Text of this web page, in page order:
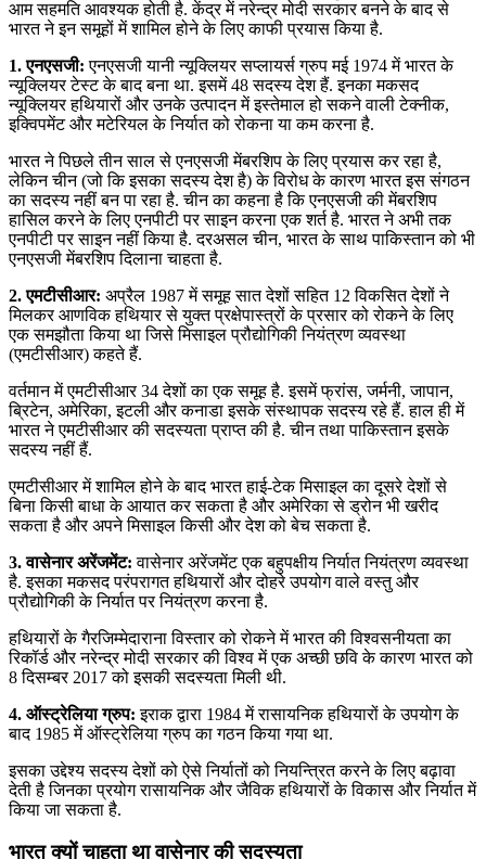
आम सहमति आवश्यक होती है. केंद्र में नरेन्द्र मोदी सरकार बनने के बाद से
भारत ने इन समूहों में शामिल होने के लिए काफी प्रयास किया है.
1. एनएसजी: एनएसजी यानी न्यूक्लियर सप्लायर्स ग्रुप मई 1974 में भारत के
न्यूक्लियर टेस्ट के बाद बना था. इसमें 48 सदस्य देश हैं. इनका मकसद
न्यूक्लियर हथियारों और उनके उत्पादन में इस्तेमाल हो सकने वाली टेक्नीक,
इक्विपमेंट और मटेरियल के निर्यात को रोकना या कम करना है.
भारत ने पिछले तीन साल से एनएसजी मेंबरशिप के लिए प्रयास कर रहा है,
लेकिन चीन (जो कि इसका सदस्य देश है) के विरोध के कारण भारत इस संगठन
का सदस्य नहीं बन पा रहा है. चीन का कहना है कि एनएसजी की मेंबरशिप
हासिल करने के लिए एनपीटी पर साइन करना एक शर्त है. भारत ने अभी तक
एनपीटी पर साइन नहीं किया है. दरअसल चीन, भारत के साथ पाकिस्तान को भी
एनएसजी मेंबरशिप दिलाना चाहता है.
2. एमटीसीआर: अप्रैल 1987 में समूह सात देशों सहित 12 विकसित देशों ने
मिलकर आणविक हथियार से युक्त प्रक्षेपास्त्रों के प्रसार को रोकने के लिए
एक समझौता किया था जिसे मिसाइल प्रौद्योगिकी नियंत्रण व्यवस्था
(एमटीसीआर) कहते हैं.
वर्तमान में एमटीसीआर 34 देशों का एक समूह है. इसमें फ्रांस, जर्मनी, जापान,
ब्रिटेन, अमेरिका, इटली और कनाडा इसके संस्थापक सदस्य रहे हैं. हाल ही में
भारत ने एमटीसीआर की सदस्यता प्राप्त की है. चीन तथा पाकिस्तान इसके
सदस्य नहीं हैं.
एमटीसीआर में शामिल होने के बाद भारत हाई-टेक मिसाइल का दूसरे देशों से
बिना किसी बाधा के आयात कर सकता है और अमेरिका से ड्रोन भी खरीद
सकता है और अपने मिसाइल किसी और देश को बेच सकता है.
3. वासेनार अरेंजमेंट: वासेनार अरेंजमेंट एक बहुपक्षीय निर्यात नियंत्रण व्यवस्था
है. इसका मकसद परंपरागत हथियारों और दोहरे उपयोग वाले वस्तु और
प्रौद्योगिकी के निर्यात पर नियंत्रण करना है.
हथियारों के गैरजिम्मेदाराना विस्तार को रोकने में भारत की विश्वसनीयता का
रिकॉर्ड और नरेन्द्र मोदी सरकार की विश्व में एक अच्छी छवि के कारण भारत को
8 दिसम्बर 2017 को इसकी सदस्यता मिली थी.
4. ऑस्ट्रेलिया ग्रुप: इराक द्वारा 1984 में रासायनिक हथियारों के उपयोग के
बाद 1985 में ऑस्ट्रेलिया ग्रुप का गठन किया गया था.
इसका उद्देश्य सदस्य देशों को ऐसे निर्यातों को नियन्त्रित करने के लिए बढ़ावा
देती है जिनका प्रयोग रासायनिक और जैविक हथियारों के विकास और निर्यात में
किया जा सकता है.
भारत क्यों चाहता था वासेनार की सदस्यता